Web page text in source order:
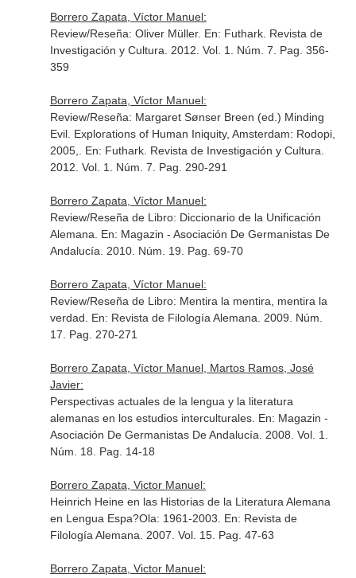
Borrero Zapata, Víctor Manuel:
Review/Reseña: Oliver Müller. En: Futhark. Revista de
Investigación y Cultura . 2012. Vol. 1. Núm. 7. Pag. 356-
359
Borrero Zapata, Víctor Manuel:
Review/Reseña: Margaret Sønser Breen (ed.) Minding
Evil. Explorations of Human Iniquity, Amsterdam: Rodopi,
2005,. En: Futhark. Revista de Investigación y Cultura
2012. Vol. 1. Núm. 7. Pag. 290-291
Borrero Zapata, Víctor Manuel:
Review/Reseña de Libro: Diccionario de la Unificación
Alemana. En: Magazin - Asociación De Germanistas De
Andalucía . 2010. Núm. 19. Pag. 69-70
Borrero Zapata, Víctor Manuel:
Review/Reseña de Libro: Mentira la mentira, mentira la
verdad. En: Revista de Filología Alemana . 2009. Núm.
17. Pag. 270-271
Borrero Zapata, Víctor Manuel, Martos Ramos, José
Javier:
Perspectivas actuales de la lengua y la literatura
alemanas en los estudios interculturales. En: Magazin -
Asociación De Germanistas De Andalucía . 2008. Vol. 1.
Núm. 18. Pag. 14-18
Borrero Zapata, Victor Manuel:
Heinrich Heine en las Historias de la Literatura Alemana
en Lengua Espa?Ola: 1961-2003. En: Revista de
Filología Alemana . 2007. Vol. 15. Pag. 47-63
Borrero Zapata, Victor Manuel: